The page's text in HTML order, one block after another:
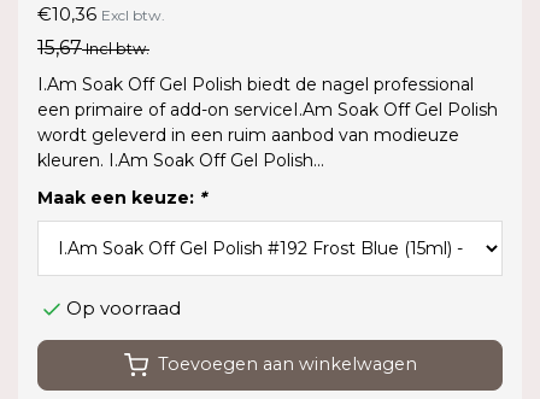
€10,36 Excl btw.
15,67Incl btw.
I.Am Soak Off Gel Polish biedt de nagel professional
een primaire of add-on serviceI.Am Soak Off Gel Polish
wordt geleverd in een ruim aanbod van modieuze
kleuren. I.Am Soak Off Gel Polish...
Maak een keuze: *
Op voorraad
Toevoegen aan winkelwagen